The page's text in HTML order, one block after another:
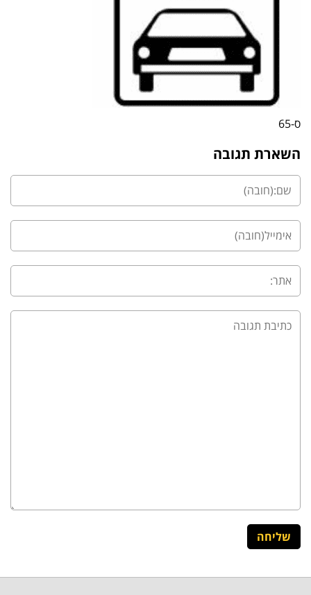
ס-65
השארת תגובה